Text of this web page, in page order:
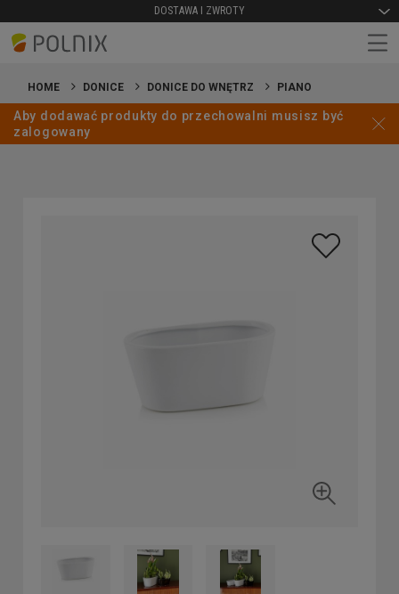
DOSTAWA I ZWROTY
HOME DONICE DONICE DO WNĘTRZ PIANO
Aby dodawać produkty do przechowalni musisz być
zalogowany